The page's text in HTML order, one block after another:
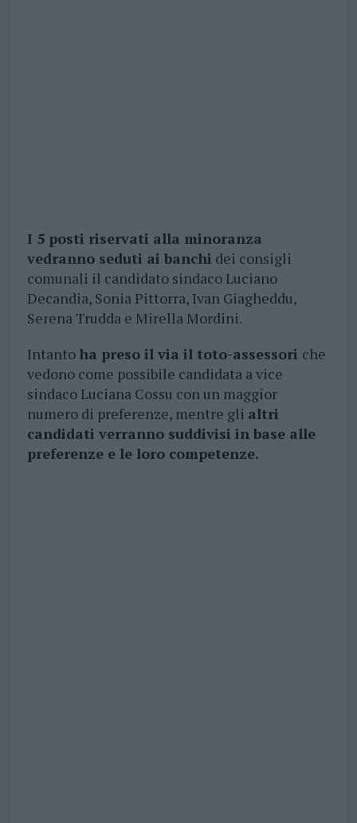
I 5 posti riservati alla minoranza
vedranno seduti ai banchi dei consigli
comunali il candidato sindaco Luciano
Decandia, Sonia Pittorra, Ivan Giagheddu,
Serena Trudda e Mirella Mordini.
Intanto ha preso il via il toto-assessori che
vedono come possibile candidata a vice
sindaco Luciana Cossu con un maggior
numero di preferenze, mentre gli altri
candidati verranno suddivisi in base alle
preferenze e le loro competenze.